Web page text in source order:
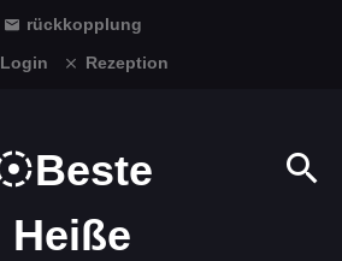
rückkopplung
Login
Rezeption
Beste
Heiße